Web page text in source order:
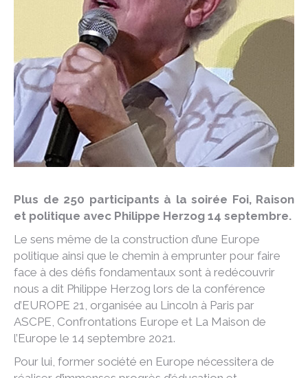
Plus de 250 participants à la soirée Foi, Raison
et politique avec Philippe Herzog 14 septembre.
Le sens même de la construction d’une Europe
politique ainsi que le chemin à emprunter pour faire
face à des défis fondamentaux sont à redécouvrir
nous a dit Philippe Herzog lors de la conférence
d’EUROPE 21, organisée au Lincoln à Paris par
ASCPE, Confrontations Europe et La Maison de
l’Europe le 14 septembre 2021.
Pour lui, former société en Europe nécessitera de